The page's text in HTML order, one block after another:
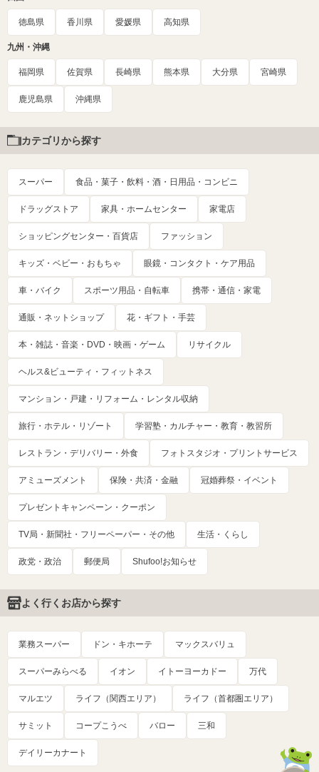
徳島県 香川県 愛媛県 高知県
九州・沖縄
福岡県 佐賀県 長崎県 熊本県 大分県 宮崎県
鹿児島県 沖縄県
カテゴリから探す
スーパー 食品・菓子・飲料・酒・日用品・コンビニ
ドラッグストア 家具・ホームセンター 家電店
ショッピングセンター・百貨店 ファッション
キッズ・ベビー・おもちゃ 眼鏡・コンタクト・ケア用品
車・バイク スポーツ用品・自転車 携帯・通信・家電
通販・ネットショップ 花・ギフト・手芸
本・雑誌・音楽・DVD・映画・ゲーム リサイクル
ヘルス&ビューティ・フィットネス
マンション・戸建・リフォーム・レンタル収納
旅行・ホテル・リゾート 学習塾・カルチャー・教育・教習所
レストラン・デリバリー・外食 フォトスタジオ・プリントサービス
アミューズメント 保険・共済・金融 冠婚葬祭・イベント
プレゼントキャンペーン・クーポン
TV局・新聞社・フリーペーパー・その他 生活・くらし
政党・政治 郵便局 Shufoo!お知らせ
よく行くお店から探す
業務スーパー ドン・キホーテ マックスバリュ
スーパーみらべる イオン イトーヨーカドー 万代
マルエツ ライフ（関西エリア） ライフ（首都圏エリア）
サミット コープこうべ バロー 三和
デイリーカナート